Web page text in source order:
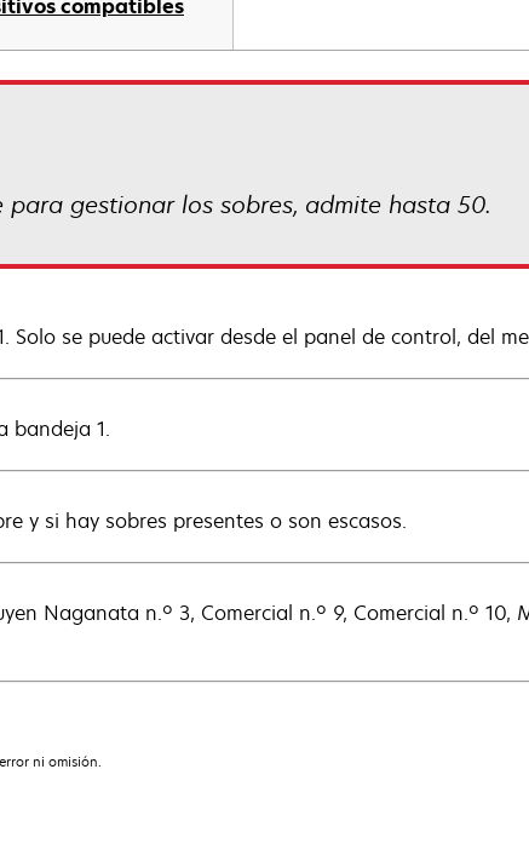
compatibles
gestionar los sobres, admite hasta 50.
Solo se puede activar desde el panel de control, del
bandeja 1.
y si hay sobres presentes o son escasos.
Naganata n.º 3, Comercial n.º 9, Comercial n.º 10,
ni omisión.